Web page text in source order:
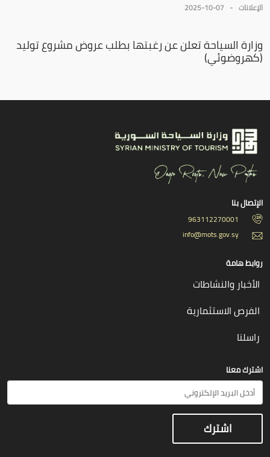
الإعلانات 2025-10-07
وزارة السياحة تعلن عن رغبتها بطلب عروض مشروع توليد
(كهروضوئي)
الإتصال بنا
963112270001
info@mots.gov.sy
روابط هامة
الأخبار والنشاطات
الفرص الاستثمارية
راسلنا
اشترك معنا